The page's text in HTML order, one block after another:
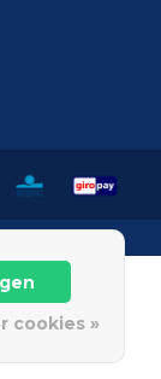
cookies »